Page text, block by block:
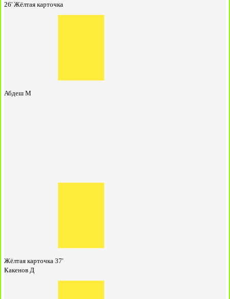
26' Жёлтая карточка
Абдеш М
Жёлтая карточка 37'
Какенов Д